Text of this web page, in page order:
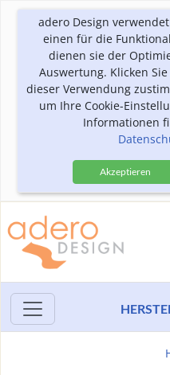
adero Design
einen für die
dienen sie der
Auswertung. Klicken
dieser Verwendung
um Ihre Cookie-
Informationen
Akzeptieren